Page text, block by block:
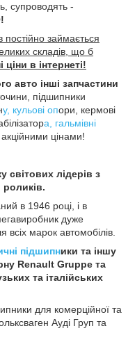
супроводять -
займається
складів, що б
ціни в інтернеті!
авто інші запчастини
підшипники
у, кульові опори, кермові
а, гальмівні
цінами!
світових лідерів з
в 1946 році, і в
дуже
всіх марок автомобілів.
підшипники та іншу
Renault Gruppe та
та італійських
для комерційної та
Ауді Груп та